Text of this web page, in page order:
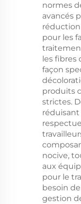
normes
avancés
pour les
les fibres
façon
produits
strictes.
réduisant
nocive,
aux
pour le
besoin
gestion